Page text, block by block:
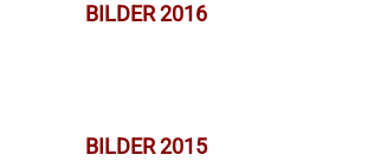
BILDER 2016
BILDER 2015